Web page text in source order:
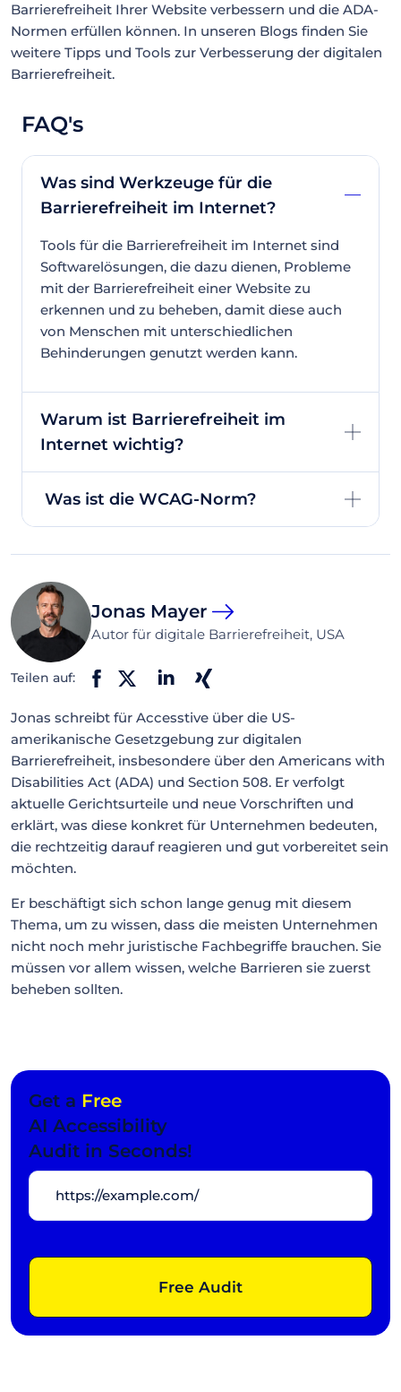
Barrierefreiheit Ihrer Website verbessern und die ADA-
Normen erfüllen können. In unseren Blogs finden Sie
weitere Tipps und Tools zur Verbesserung der digitalen
Barrierefreiheit.
FAQ's
Was sind Werkzeuge für die
Barrierefreiheit im Internet?
Tools für die Barrierefreiheit im Internet sind
Softwarelösungen, die dazu dienen, Probleme
mit der Barrierefreiheit einer Website zu
erkennen und zu beheben, damit diese auch
von Menschen mit unterschiedlichen
Behinderungen genutzt werden kann.
Warum ist Barrierefreiheit im
Internet wichtig?
Was ist die WCAG-Norm?
Jonas Mayer
Autor für digitale Barrierefreiheit, USA
Teilen auf:
Jonas schreibt für Accesstive über die US-
amerikanische Gesetzgebung zur digitalen
Barrierefreiheit, insbesondere über den Americans with
Disabilities Act (ADA) und Section 508. Er verfolgt
aktuelle Gerichtsurteile und neue Vorschriften und
erklärt, was diese konkret für Unternehmen bedeuten,
die rechtzeitig darauf reagieren und gut vorbereitet sein
möchten.
Er beschäftigt sich schon lange genug mit diesem
Thema, um zu wissen, dass die meisten Unternehmen
nicht noch mehr juristische Fachbegriffe brauchen. Sie
müssen vor allem wissen, welche Barrieren sie zuerst
beheben sollten.
Get a Free
AI Accessibility
Audit in Seconds!
Free Audit